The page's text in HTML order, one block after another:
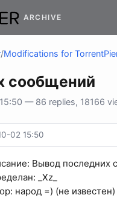
ARCHIVE
/Modifications for
сообщений
— 86 replies, 18166
02 15:50
Вывод последних
_Xz_
народ =) (не известен)